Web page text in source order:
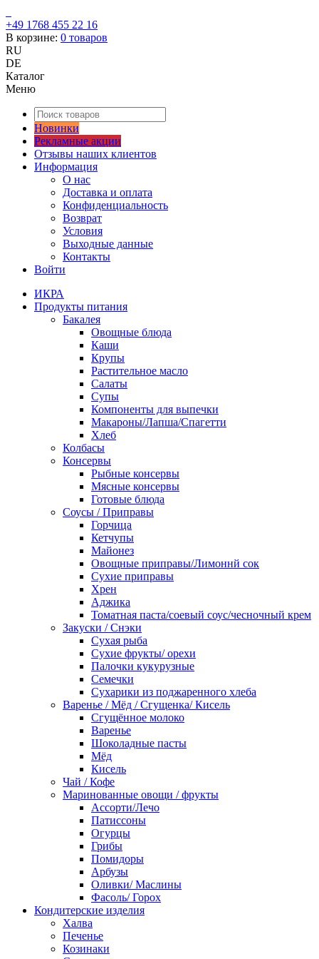
+49 1768 455 22 16
В корзине: 0 товаров
RU
DE
Каталог
Меню
Новинки
Рекламные акции
Отзывы наших клиентов
Информация
О нас
Доставка и оплата
Конфиденциальность
Возврат
Условия
Выходные данные
Контакты
Войти
ИКРА
Продукты питания
Бакалея
Овощные блюда
Каши
Крупы
Растительное масло
Салаты
Супы
Компоненты для выпечки
Макароны/Лапша/Спагетти
Хлеб
Колбасы
Консервы
Рыбные консервы
Мясные консервы
Готовые блюда
Соусы / Приправы
Горчица
Кетчупы
Майонез
Овощные приправы/Лимоннй сок
Сухие приправы
Хрен
Аджика
Томатная паста/соевый соус/чесночный крем
Закуски / Снэки
Сухая рыба
Сухие фрукты/ орехи
Палочки кукурузные
Семечки
Сухарики из поджаренного хлеба
Варенье / Мёд / Сгущенка/ Кисель
Сгущённое молоко
Варенье
Шоколадные пасты
Мёд
Кисель
Чай / Кофе
Маринованные овощи / фрукты
Ассорти/Лечо
Патиссоны
Огурцы
Грибы
Помидоры
Арбузы
Оливки/ Маслины
Фасоль/ Горох
Кондитерские изделия
Халва
Печенье
Козинаки